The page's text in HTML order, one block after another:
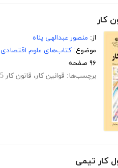
کار
از: منصور عبدالهی پناه
موضوع: کتاب‌های علوم اقتصادی
۹۶ صفحه
برچسب‌ها: قوانین کار، قانون کار 95
کار تیمی